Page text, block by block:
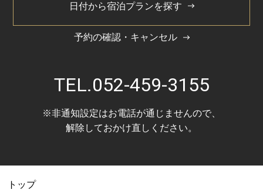
日付から宿泊プランを探す
予約の確認・キャンセル
TEL.052-459-3155
※非通知設定はお電話が通じませんので、
解除しておかけ直しください。
トップ